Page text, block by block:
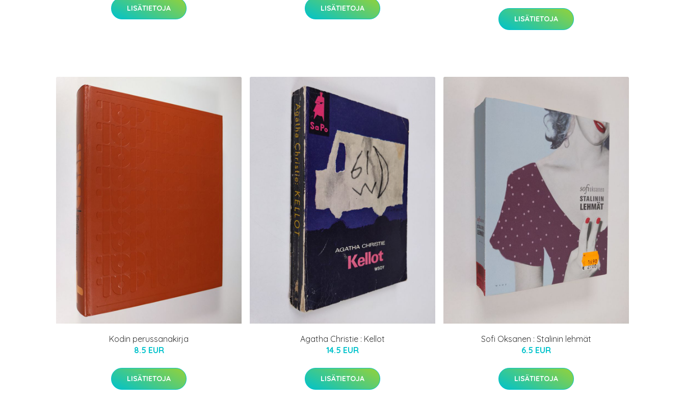
LISÄTIETOJA LISÄTIETOJA
LISÄTIETOJA
Kodin perussanakirja
8.5 EUR
LISÄTIETOJA
Agatha Christie : Kellot
14.5 EUR
LISÄTIETOJA
Sofi Oksanen : Stalinin lehmät
6.5 EUR
LISÄTIETOJA